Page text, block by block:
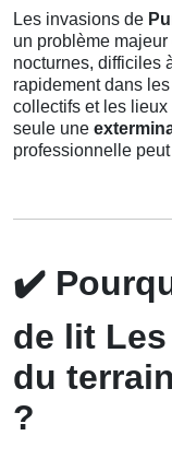
Les invasions de
un problème
nocturnes, difficiles
rapidement dans
collectifs et les
seule une
professionnelle
✔️
de lit
du
?